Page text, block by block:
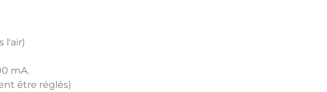
l'air)
mA.
être réglés)